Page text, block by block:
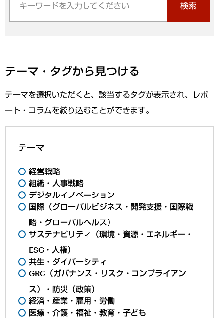
検索
テーマ・タグから見つける
テーマを選択いただくと、該当するタグが表示され、レポ
ート・コラムを絞り込むことができます。
テーマ
経営戦略
組織・人事戦略
デジタルイノベーション
国際（グローバルビジネス・開発支援・国際戦
略・グローバルヘルス）
サステナビリティ（環境・資源・エネルギー・
ESG・人権）
共生・ダイバーシティ
GRC（ガバナンス・リスク・コンプライアン
ス）・防災（政策）
経済・産業・雇用・労働
医療・介護・福祉・教育・子ども